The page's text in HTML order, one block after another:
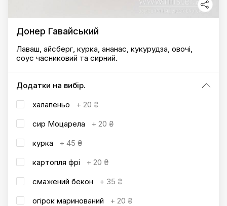
Донер Гавайський
Лаваш, айсберг, курка, ананас, кукурудза, овочі,
соус часниковий та сирний.
Додатки на вибір.
халапеньо
+ 20 ₴
сир Моцарела
+ 20 ₴
курка
+ 45 ₴
картопля фрі
+ 20 ₴
смажений бекон
+ 35 ₴
огірок маринований
+ 20 ₴